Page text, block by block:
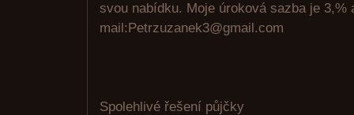
svou nabídku. Moje úroková sazba je 3,%
mail:Petrzuzanek3@gmail.com
Spolehlivé řešení půjčky